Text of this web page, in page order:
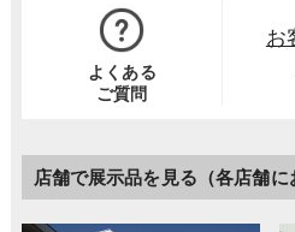
よくある
ご質問
お
店舗で展示品を見る（各店舗に